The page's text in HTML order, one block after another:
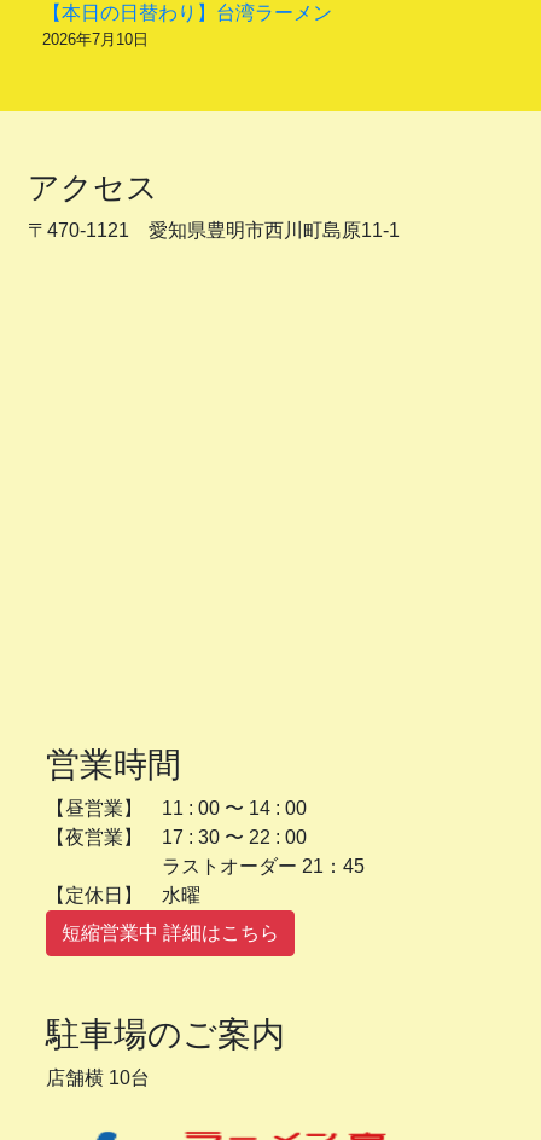
【本日の日替わり】台湾ラーメン
2026年7月10日
アクセス
〒470-1121 愛知県豊明市西川町島原11-1
営業時間
【昼営業】 11 : 00 〜 14 : 00
【夜営業】 17 : 30 〜 22 : 00
ラストオーダー 21：45
【定休日】 水曜
短縮営業中 詳細はこちら
駐車場のご案内
店舗横 10台